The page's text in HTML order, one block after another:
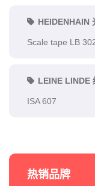
HEIDENHAIN
Scale tape LB
LEINE LINDE
ISA 607
热销品牌